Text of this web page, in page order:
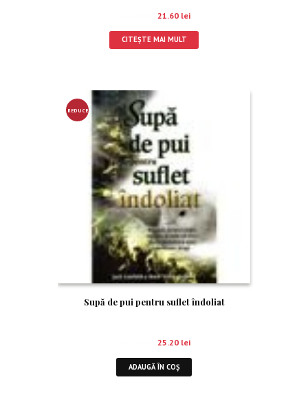
21.60 lei
CITEȘTE MAI MULT
REDUCE
Supă de pui pentru suflet îndoliat
25.20 lei
ADAUGĂ ÎN COȘ